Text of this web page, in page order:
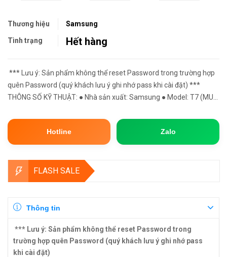
Thương hiệu Samsung
Tình trạng Hết hàng
*** Lưu ý: Sản phẩm không thể reset Password trong trường hợp
quên Password (quý khách lưu ý ghi nhớ pass khi cài đặt) ***
THÔNG SỐ KỸ THUẬT: ● Nhà sản xuất: Samsung ● Model: T7 (MU-
Hotline Zalo
FLASH SALE
Thông tin
*** Lưu ý: Sản phẩm không thể reset Password trong
trường hợp quên Password (quý khách lưu ý ghi nhớ pass
khi cài đặt)